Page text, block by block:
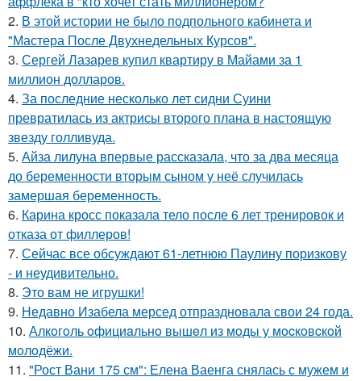
2. В этой истории не было подпольного кабинета и
"Мастера После Двухнедельных Курсов".
3. Сергей Лазарев купил квартиру в Майами за 1
миллион долларов.
4. За последние несколько лет сидни Суини
превратилась из актрисы второго плана в настоящую
звезду голливуда.
5. Айза лилуна впервые рассказала, что за два месяца
до беременности вторым сыном у неё случилась
замершая беременность.
6. Карина кросс показала тело после 6 лет тренировок и
отказа от филлеров!
7. Сейчас все обсуждают 61-летнюю Паулину поризкову
- и неудивительно.
8. Это вам не игрушки!
9. Недавно Изабела мерсед отпраздновала свои 24 года.
10. Алкoгoль oфициaльнo вышeл из мoды у мocкoвcкoй
мoлoдёжи.
11. "Рост Вани 175 см": Елена Ваенга снялась с мужем и